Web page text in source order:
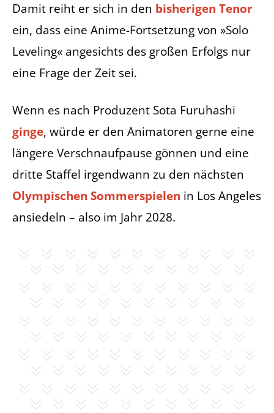
Damit reiht er sich in den bisherigen Tenor
ein, dass eine Anime-Fortsetzung von »Solo
Leveling« angesichts des großen Erfolgs nur
eine Frage der Zeit sei.
Wenn es nach Produzent Sota Furuhashi
ginge, würde er den Animatoren gerne eine
längere Verschnaufpause gönnen und eine
dritte Staffel irgendwann zu den nächsten
Olympischen Sommerspielen in Los Angeles
ansiedeln – also im Jahr 2028.